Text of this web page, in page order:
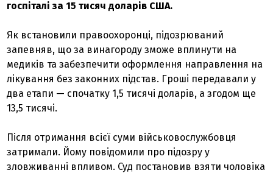
госпіталі за 15 тисяч доларів США.
Як встановили правоохоронці, підозрюваний
запевняв, що за винагороду зможе вплинути на
медиків та забезпечити оформлення направлення на
лікування без законних підстав. Гроші передавали у
два етапи — спочатку 1,5 тисячі доларів, а згодом ще
13,5 тисячі.
Після отримання всієї суми військовослужбовця
затримали. Йому повідомили про підозру у
зловживанні впливом. Суд постановив взяти чоловіка